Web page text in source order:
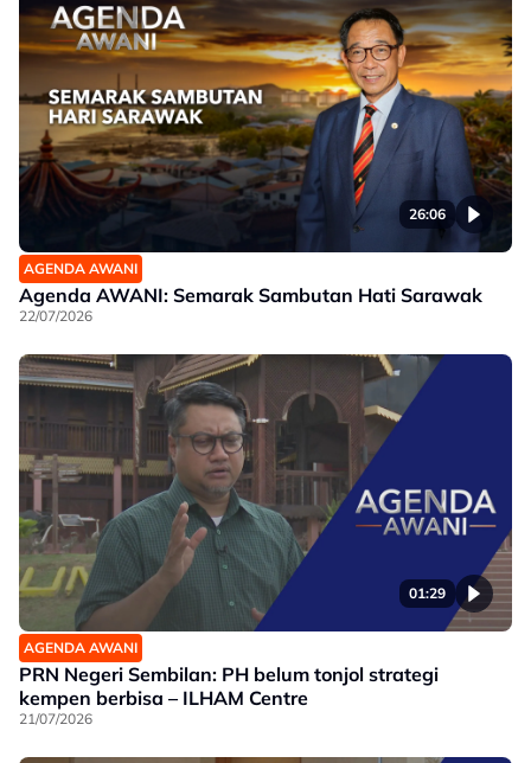
26:06
AGENDA AWANI
Agenda AWANI: Semarak Sambutan Hati Sarawak
22/07/2026
01:29
AGENDA AWANI
PRN Negeri Sembilan: PH belum tonjol strategi
kempen berbisa – ILHAM Centre
21/07/2026